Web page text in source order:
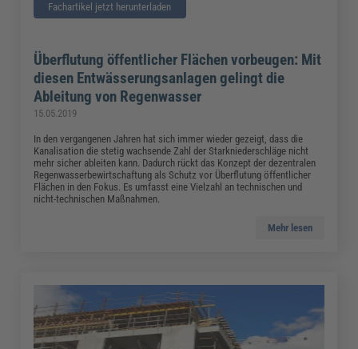
Fachartikel jetzt herunterladen
Überflutung öffentlicher Flächen vorbeugen: Mit
diesen Entwässerungsanlagen gelingt die
Ableitung von Regenwasser
15.05.2019
In den vergangenen Jahren hat sich immer wieder gezeigt, dass die
Kanalisation die stetig wachsende Zahl der Starkniederschläge nicht
mehr sicher ableiten kann. Dadurch rückt das Konzept der dezentralen
Regenwasserbewirtschaftung als Schutz vor Überflutung öffentlicher
Flächen in den Fokus. Es umfasst eine Vielzahl an technischen und
nicht-technischen Maßnahmen.
Mehr lesen